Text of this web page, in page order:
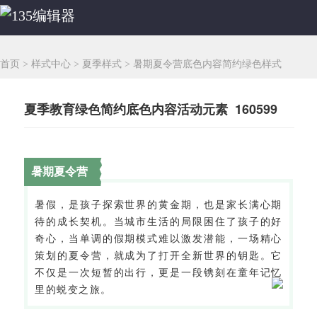
首页 > 样式中心 > 夏季样式 > 暑期夏令营底色内容简约绿色样式
夏季教育绿色简约底色内容活动元素 160599
暑期夏令营
暑假，是孩子探索世界的黄金期，也是家长满心期
待的成长契机。当城市生活的局限困住了孩子的好
奇心，当单调的假期模式难以激发潜能，一场精心
策划的夏令营，就成为了打开全新世界的钥匙。它
不仅是一次短暂的出行，更是一段镌刻在童年记忆
里的蜕变之旅。